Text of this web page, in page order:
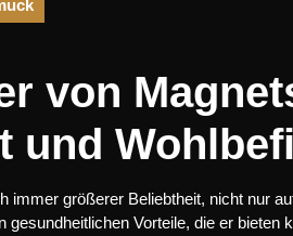
von
und
immer größerer Beliebtheit, nicht nur
gesundheitlichen Vorteile, die er bieten